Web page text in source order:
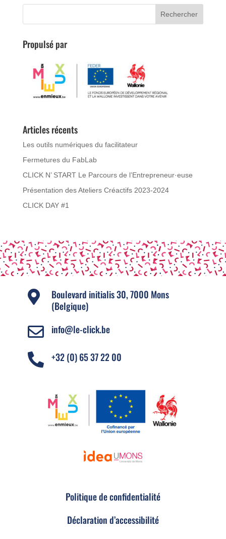
Propulsé par
Articles récents
Les outils numériques du facilitateur
Fermetures du FabLab
CLICK N’ START Le Parcours de l’Entrepreneur·euse
Présentation des Ateliers Créactifs 2023-2024
CLICK DAY #1

Boulevard initialis 30, 7000 Mons
(Belgique)
 info@le-click.be
 +32 (0) 65 37 22 00
Politique de confidentialité
Déclaration d’accessibilité